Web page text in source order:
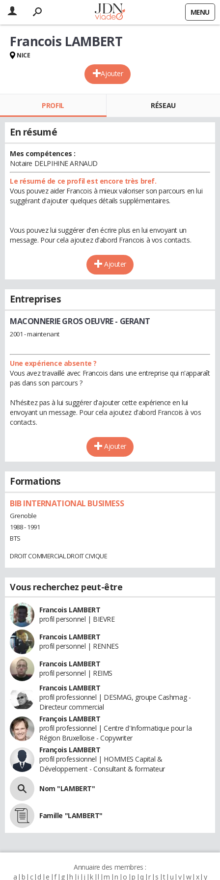
MENU
Ajouter
Francois LAMBERT
NICE
PROFIL RÉSEAU
En résumé
Mes compétences :
Notaire DELPIHINE ARNAUD
Le résumé de ce profil est encore très bref.
Vous pouvez aider Francois à mieux valoriser son parcours en lui
suggérant d'ajouter quelques détails supplémentaires.
Vous pouvez lui suggérer d'en écrire plus en lui envoyant un
message. Pour cela ajoutez d'abord Francois à vos contacts.
Ajouter
Entreprises
MACONNERIE GROS OEUVRE- GERANT
2001 - maintenant
Une expérience absente ?
Vous avez travaillé avec Francois dans une entreprise qui n'apparaît
pas dans son parcours ?
N'hésitez pas à lui suggérer d'ajouter cette expérience en lui
envoyant un message. Pour cela ajoutez d'abord Francois à vos
contacts.
Ajouter
Formations
BIB INTERNATIONAL BUSIMESS
Grenoble
1988 - 1991
BTS
DROIT COMMERCIAL DROIT CIVIQUE
Vous recherchez peut-être
Francois LAMBERT
profil personnel | BIEVRE
Francois LAMBERT
profil personnel | RENNES
Francois LAMBERT
profil personnel | REIMS
Francois LAMBERT
profil professionnel | DESMAG, groupe Cashmag -
Directeur commercial
François LAMBERT
profil professionnel | Centre d'Informatique pour la
Région Bruxelloise - Copywriter
François LAMBERT
profil professionnel | HOMMES Capital &
Développement - Consultant & formateur
Nom "LAMBERT"
Famille "LAMBERT"
Annuaire des membres :
a b c d e f g h i j k l m n o p q r s t u v w x y